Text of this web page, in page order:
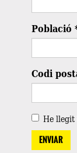
Població
Codi
He
ENVIAR